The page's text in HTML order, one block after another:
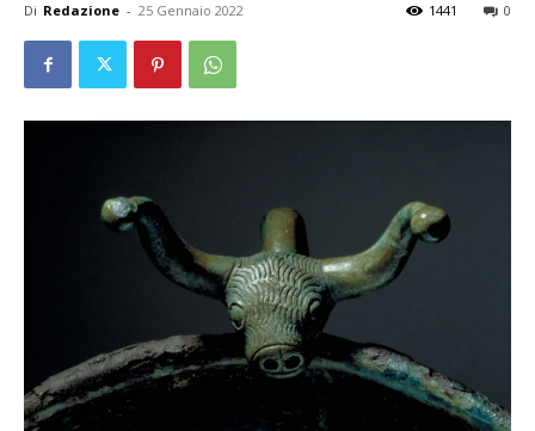
Di Redazione - 25 Gennaio 2022 0
1441